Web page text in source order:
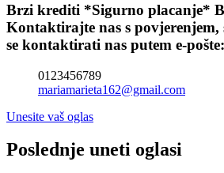
Brzi krediti *Sigurno placanje*
Kontaktirajte nas s
se kontaktirati nas putem e-
0123456789
mariamarieta162@gmail.com
Unesite vaš oglas
Poslednje uneti oglasi